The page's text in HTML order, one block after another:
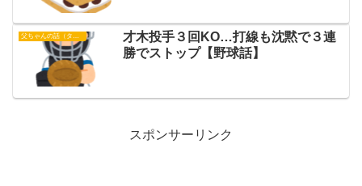
父ちゃんの話（タイガース）
才木投手３回KO…打線も沈黙で３連
勝でストップ【野球話】
スポンサーリンク